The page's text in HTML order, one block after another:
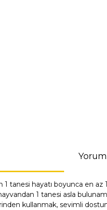
1 tanesi hayatı boyunca en az
1 tanesi asla
kullanmak, sevimli